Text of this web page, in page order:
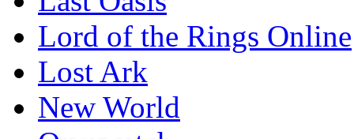
Lord of the Rings Online
Lost Ark
New World